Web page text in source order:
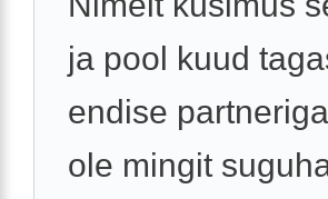
ja pool kuud
endise
ole mingit